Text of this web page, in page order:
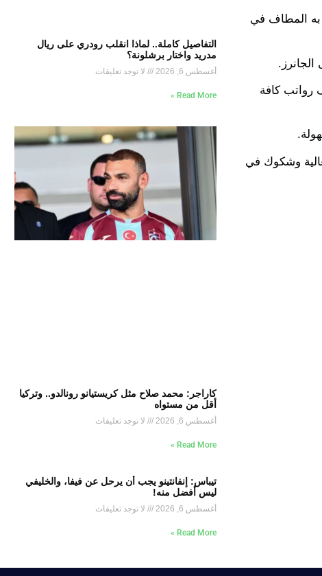
به المطاف في
يفوق سقف رواتب كافة
وشكوك في
التفاصيل كاملة.. لماذا انقلب رودري على ريال
مدريد واختار برشلونة؟
أغسطس 6, 2026 لا توجد تعليقات
Read More »
كاراجر: محمد صلاح مثل كريستيانو رونالدو.. وتركيا
أقل من مستواه
أغسطس 6, 2026 لا توجد تعليقات
Read More »
تيباس: إنفانتينو يجب أن يرحل عن فيفا، والخليفي
ليس أفضل منه!
أغسطس 6, 2026 لا توجد تعليقات
Read More »